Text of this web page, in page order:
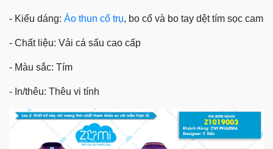
- Kiểu dáng: Áo thun cổ trụ, bo cổ và bo tay dệt tím sọc cam
- Chất liệu: Vải cá sấu cao cấp
- Màu sắc: Tím
- In/thêu: Thêu vi tính